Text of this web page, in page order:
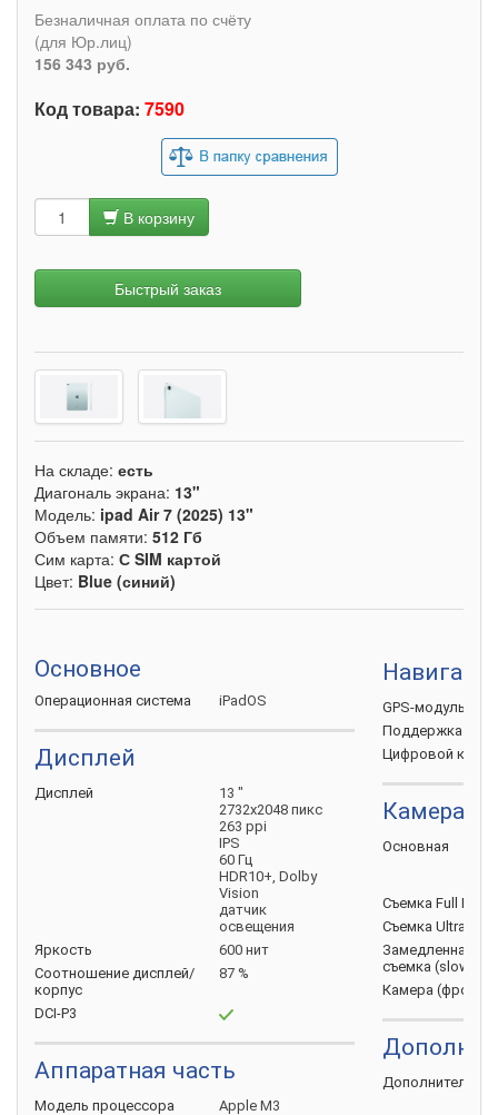
Безналичная оплата по счёту
(для Юр.лиц)
156 343 руб.
Код товара: 7590
В корзину
Быстрый заказ
На складе: есть
Диагональ экрана: 13"
Модель: ipad Air 7 (2025) 13"
Объем памяти: 512 Гб
Сим карта: С SIM картой
Цвет: Blue (синий)
Основное
Операционная система iPadOS
Дисплей
Дисплей
13 "
2732x2048 пикс
263 ppi
IPS
60 Гц
HDR10+, Dolby
Vision
датчик
освещения
Яркость
600 нит
Соотношение дисплей/
корпус
87 %
DCI-P3
Аппаратная часть
Модель процессора Apple M3
GPS-модуль
Поддержка
Цифровой
Камера
Основная
Съемка Full HD
Съемка Ultra HD
Замедленная
съемка (slow-
Камера
Дополнительно